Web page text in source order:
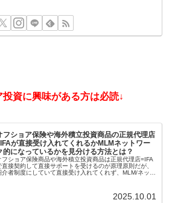
投資に興味がある方は必読↓
フショア保険や海外積立投資商品の正規代理店
が直接受け入れてくれるかMLMネットワー
的になっているかを見分ける方法とは？
フショア保険商品や海外積立投資商品は正規代理店=IFA
直接契約して直接サポートを受けるのが原理原則だが、
介者制度にしていて直接受け入れてくれず、MLM/ネット
2025.10.01